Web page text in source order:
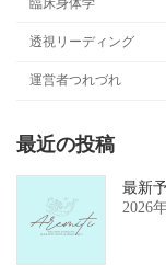
臨床身体学
透視リーディング
運営者つれづれ
最近の投稿
最新
2026